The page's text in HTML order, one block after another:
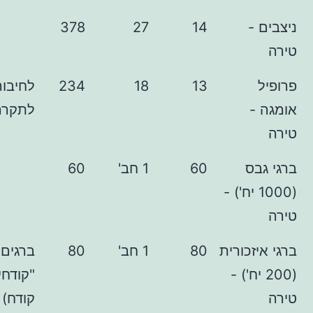
14
27
378
13
18
234
לחיבור הגבס
יח') -
60 1 חב' 60
יח') -
80 1 חב' 80
ברגים
"קודחים" (ראש
קודח) לחיבור